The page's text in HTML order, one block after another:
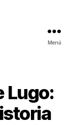
Menú
Lugo: